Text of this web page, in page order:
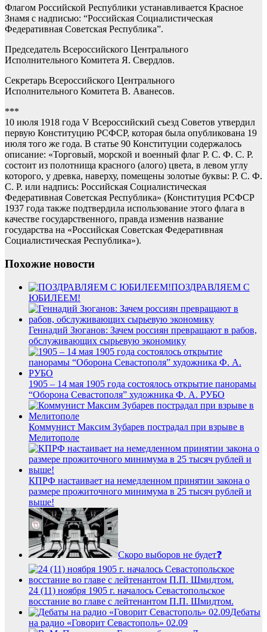
Флагом Российской Республики устанавливается Красное
Знамя с надписью: “Российская Социалистическая
Федеративная Советская Республика”.
Председатель Всероссийского Центрального
Исполнительного Комитета Я. Свердлов.
Секретарь Всероссийского Центрального
Исполнительного Комитета В. Аванесов.
***
10 июля 1918 года V Всероссийский съезд Советов утвердил
первую Конституцию РСФСР, которая была опубликована 19
июля того же года. В статье 90 Конституции содержалось
описание: «Торговый, морской и военный флаг Р. С. Ф. С. Р.
состоит из полотнища красного (алого) цвета, в левом углу
которого, у древка, наверху, помещены золотые буквы: Р. С. Ф.
С. Р. или надпись: Российская Социалистическая
Федеративная Советская Республика» (Конституция РСФСР
1937 года также подтвердила использование этого флага в
качестве государственного, правда изменив название
государства на «Российская Советская Федеративная
Социалистическая Республика»).
Похожие новости
ПОЗДРАВЛЯЕМ С
ЮБИЛЕЕМ!
Геннадий Зюганов: Зачем россиян превращают в рабов,
обслуживающих сырьевую экономику
1905 – 14 мая 1905 года состоялось открытие панорамы
“Оборона Севастополя” художника Ф. А. РУБО
Коммунист Максим Зубарев пострадал при взрыве в
Мелитополе
КПРФ настаивает на немедленном принятии закона о
размере прожиточного минимума в 25 тысяч рублей и
выше!
Скоро выборов не будет❓
24 (11) ноября 1905 г. началось Севастопольское
восстание во главе с лейтенантом П.П. Шмидтом.
Дебаты
на радио «Говорит Севастополь» 02.09